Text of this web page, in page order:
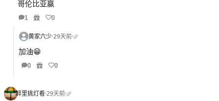
哥伦比亚赢
1 0
黄家六少·29天前·
加油😁
0 0
醉里挑灯看·29天前·